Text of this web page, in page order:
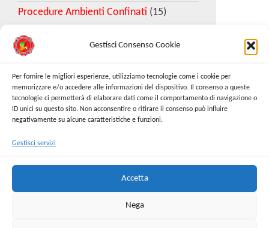
Gestisci Consenso Cookie
Per fornire le migliori esperienze, utilizziamo tecnologie come i cookie per
memorizzare e/o accedere alle informazioni del dispositivo. Il consenso a queste
tecnologie ci permetterà di elaborare dati come il comportamento di navigazione o
ID unici su questo sito. Non acconsentire o ritirare il consenso può influire
negativamente su alcune caratteristiche e funzioni.
Gestisci servizi
Accetta
Nega
Procedure Ambienti Confinati (15)
Richiedi Modello